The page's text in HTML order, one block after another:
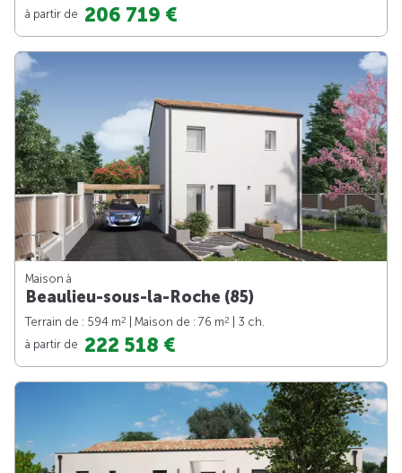
à partir de 206 719 €
Maison à
Beaulieu-sous-la-Roche (85)
Terrain de : 594 m2 | Maison de : 76 m2
| 3 ch.
à partir de 222 518 €